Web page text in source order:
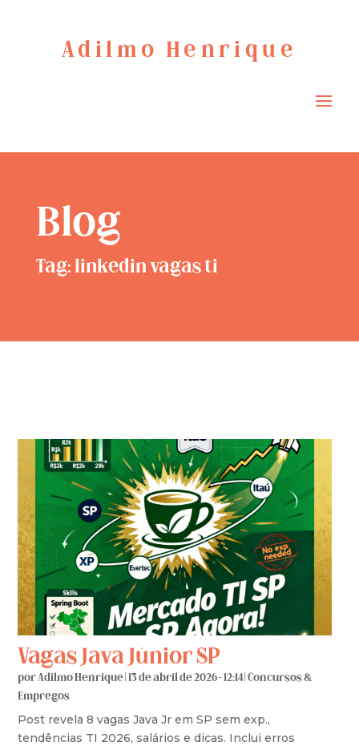
Adilmo Henrique
Blog
Tag: linkedin vagas ti
Vagas Java Júnior SP
porAdilmo Henrique |13 de abril de 2026 - 12:14 |Concursos &
Empregos
Post revela 8 vagas Java Jr em SP sem exp.,
tendências TI 2026, salários e dicas. Inclui erros